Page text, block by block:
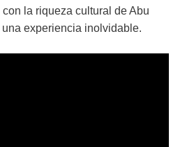
la riqueza cultural de Abu
experiencia inolvidable.